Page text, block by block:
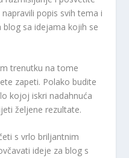
popis svih tema i
sa idejama kojih se
trenutku na tome
zapeti. Polako budite
kojoj iskri nadahnuća
željene rezultate.
s vrlo briljantnim
ideje za blog s